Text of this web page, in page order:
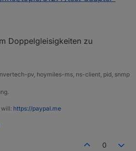
Doppelgleisigkeiten zu
pv, hoymiles-ms, ns-client, pid, snmp
will: https://paypal.me
0